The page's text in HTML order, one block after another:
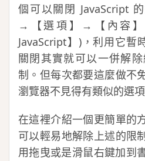
個可以關閉 JavaScript
→【選項】→【內容
JavaScript】)，利用它暫
關閉其實就可以一併解
制。但每次都要這麼做不
瀏覽器不見得有類似的選項
在這裡介紹一個更簡單的
可以輕易地解除上述的限
用拖曳或是滑鼠右鍵加到